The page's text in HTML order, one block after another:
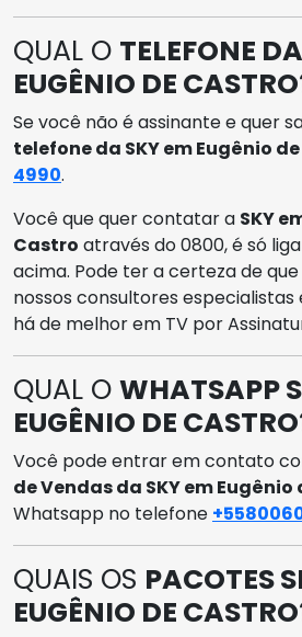
QUAL O TELEFONE
EUGÊNIO DE CASTRO
Se você não é assinante e quer
telefone da SKY em Eugênio
4990.
Você que quer contatar a SKY
Castro através do 0800, é só
acima. Pode ter a certeza de
nossos consultores
há de melhor em TV por
QUAL O WHATSAPP
EUGÊNIO DE CASTRO
Você pode entrar em contato
de Vendas da SKY em
Whatsapp no telefone
QUAIS OS PACOTES
EUGÊNIO DE CASTRO